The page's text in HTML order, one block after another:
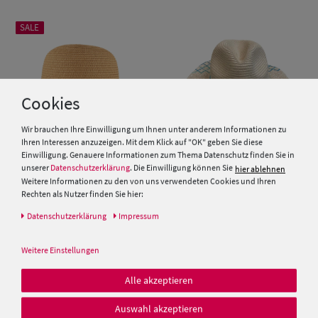
SALE
Papier Glocke mit UV Schutz 50
Hut-Breiter
19,95 €
Cookies
Wir brauchen Ihre Einwilligung um Ihnen unter anderem Informationen zu
Ihren Interessen anzuzeigen. Mit dem Klick auf "OK" geben Sie diese
Einwilligung. Genauere Informationen zum Thema Datenschutz finden Sie in
unserer Datenschutzerklärung. Die Einwilligung können Sie hier ablehnen
Weitere Informationen zu den von uns verwendeten Cookies und Ihren
Rechten als Nutzer finden Sie hier:
Daten­schutz­erklärung Impressum
Weitere Einstellungen
Alle akzeptieren
Auswahl akzeptieren